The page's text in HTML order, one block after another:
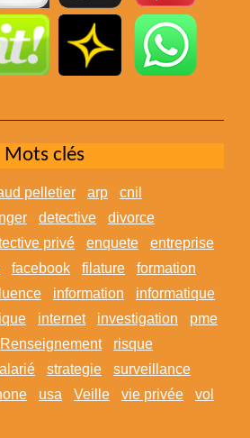
Mots clés
pelletier arp
cnil
detective
divorce
privé enquete
entreprise
facebook filature
formation
information
informatique
internet investigation
pme
Renseignement
risque
strategie
surveillance
usa Veille vie privée
vol